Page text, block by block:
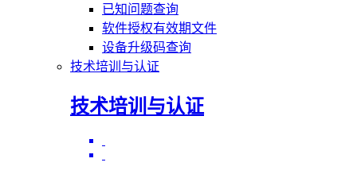
已知问题查询
软件授权有效期文件
设备升级码查询
技术培训与认证
技术培训与认证